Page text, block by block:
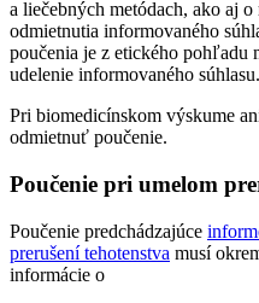
a liečebných metódach, ako aj
odmietnutia informovaného
poučenia je z etického pohľadu
udelenie informovaného súhlasu.
Pri biomedicínskom výskume
odmietnuť poučenie.
Poučenie pri umelom
Poučenie predchádzajúce
prerušení tehotenstva musí
informácie o